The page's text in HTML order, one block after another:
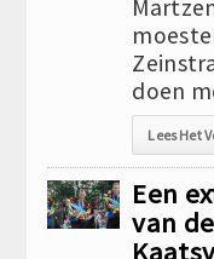
doen
Lees Het
Een
van